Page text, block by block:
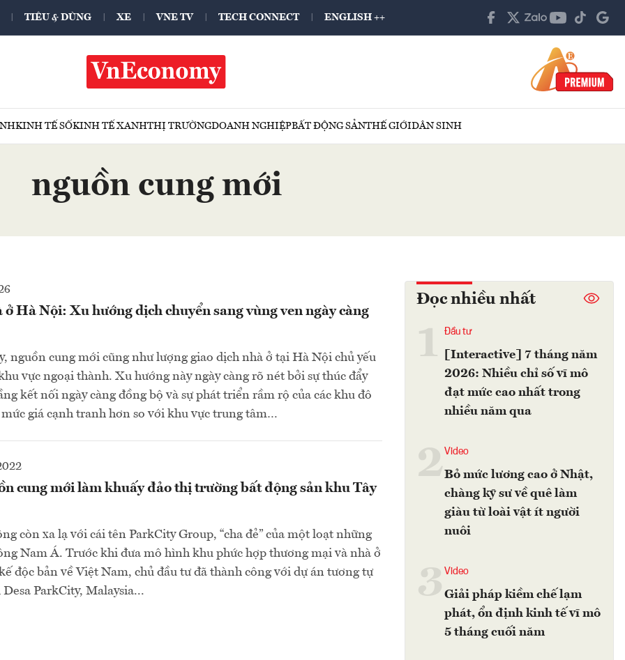
TIÊU & DÙNG XE VNE TV TECH CONNECT ENGLISH ++
KINH TẾ SỐKINH TẾ XANHTHỊ TRƯỜNGDOANH NGHIỆPBẤT ĐỘNG SẢNTHẾ GIỚIDÂN SINH
nguồn cung mới
Hà Nội: Xu hướng dịch chuyển sang vùng ven ngày càng
nguồn cung mới cũng như lượng giao dịch nhà ở tại Hà Nội chủ yếu
vực ngoại thành. Xu hướng này ngày càng rõ nét bởi sự thúc đẩy
kết nối ngày càng đồng bộ và sự phát triển rầm rộ của các khu đô
giá cạnh tranh hơn so với khu vực trung tâm…
cung mới làm khuấy đảo thị trường bất động sản khu Tây
còn xa lạ với cái tên ParkCity Group, “cha đẻ” của một loạt những
Nam Á. Trước khi đưa mô hình khu phức hợp thương mại và nhà ở
độc bản về Việt Nam, chủ đầu tư đã thành công với dự án tương tự
ParkCity, Malaysia...
Đọc nhiều nhất
Đầu tư
[Interactive] 7 tháng năm
2026: Nhiều chỉ số vĩ mô
đạt mức cao nhất trong
nhiều năm qua
2Video
Bỏ mức lương cao ở Nhật,
chàng kỹ sư về quê làm
giàu từ loài vật ít người
nuôi
Video
Giải pháp kiềm chế lạm
phát, ổn định kinh tế vĩ mô
5 tháng cuối năm